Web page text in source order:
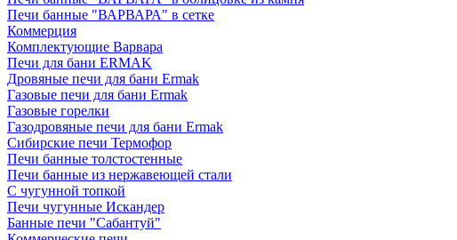
Печи банные "ВАРВАРА" в сетке
Коммерция
Комплектующие Варвара
Печи для бани ERMAK
Дровяные печи для бани Ermak
Газовые печи для бани Ermak
Газовые горелки
Газодровяные печи для бани Ermak
Сибирские печи Термофор
Печи банные толстостенные
Печи банные из нержавеющей стали
С чугунной топкой
Печи чугунные Искандер
Банные печи "Сабантуй"